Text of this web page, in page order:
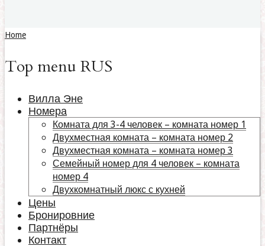
Home
Top menu RUS
Вилла Эне
Номера
Комната для 3-4 человек – комната номер 1
Двухместная комната – комната номер 2
Двухместная комната – комната номер 3
Семейный номер для 4 человек – комната
номер 4
Двухкомнатный люкс с кухней
Цены
Бронировние
Партнёры
Контакт